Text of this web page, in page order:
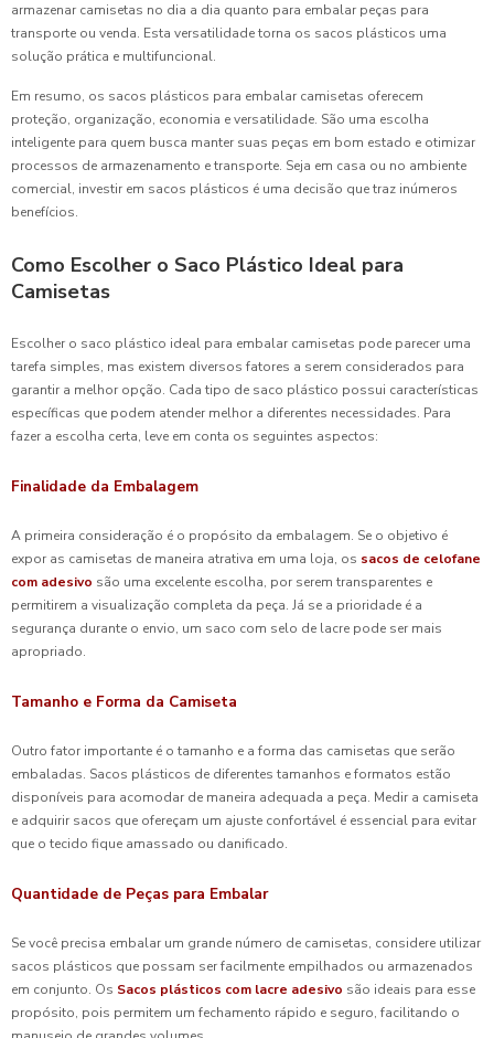
armazenar camisetas no dia a dia quanto para embalar peças para
transporte ou venda. Esta versatilidade torna os sacos plásticos uma
solução prática e multifuncional.
Em resumo, os sacos plásticos para embalar camisetas oferecem
proteção, organização, economia e versatilidade. São uma escolha
inteligente para quem busca manter suas peças em bom estado e otimizar
processos de armazenamento e transporte. Seja em casa ou no ambiente
comercial, investir em sacos plásticos é uma decisão que traz inúmeros
benefícios.
Como Escolher o Saco Plástico Ideal para
Camisetas
Escolher o saco plástico ideal para embalar camisetas pode parecer uma
tarefa simples, mas existem diversos fatores a serem considerados para
garantir a melhor opção. Cada tipo de saco plástico possui características
específicas que podem atender melhor a diferentes necessidades. Para
fazer a escolha certa, leve em conta os seguintes aspectos:
Finalidade da Embalagem
A primeira consideração é o propósito da embalagem. Se o objetivo é
expor as camisetas de maneira atrativa em uma loja, os sacos de celofane
com adesivo são uma excelente escolha, por serem transparentes e
permitirem a visualização completa da peça. Já se a prioridade é a
segurança durante o envio, um saco com selo de lacre pode ser mais
apropriado.
Tamanho e Forma da Camiseta
Outro fator importante é o tamanho e a forma das camisetas que serão
embaladas. Sacos plásticos de diferentes tamanhos e formatos estão
disponíveis para acomodar de maneira adequada a peça. Medir a camiseta
e adquirir sacos que ofereçam um ajuste confortável é essencial para evitar
que o tecido fique amassado ou danificado.
Quantidade de Peças para Embalar
Se você precisa embalar um grande número de camisetas, considere utilizar
sacos plásticos que possam ser facilmente empilhados ou armazenados
em conjunto. Os Sacos plásticos com lacre adesivo são ideais para esse
propósito, pois permitem um fechamento rápido e seguro, facilitando o